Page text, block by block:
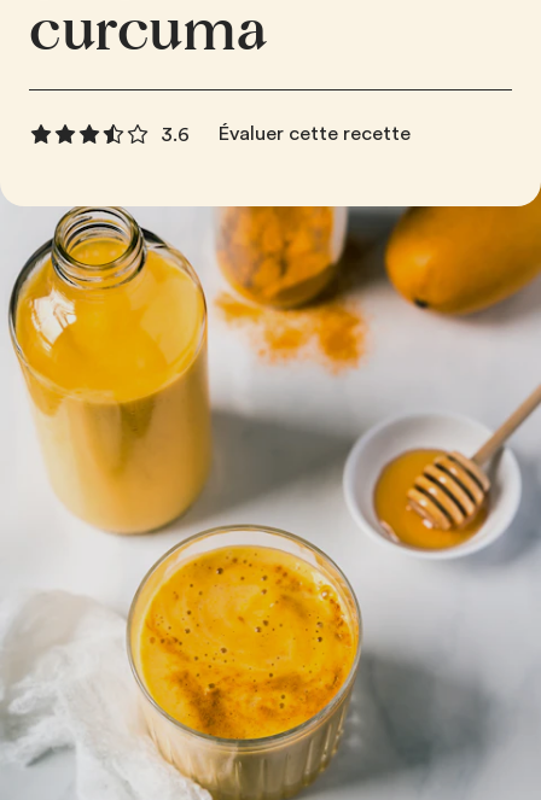
curcuma
3.6 Évaluer cette recette